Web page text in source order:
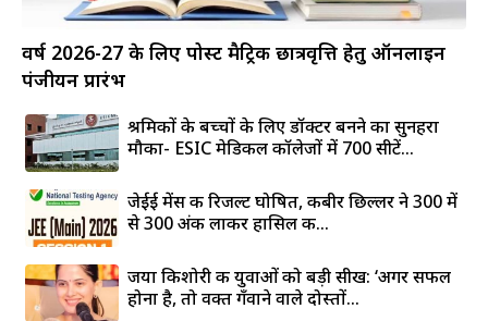
वर्ष 2026-27 के लिए पोस्ट मैट्रिक छात्रवृत्ति हेतु ऑनलाइन
पंजीयन प्रारंभ
श्रमिकों के बच्चों के लिए डॉक्टर बनने का सुनहरा
मौका- ESIC मेडिकल कॉलेजों में 700 सीटें...
जेईई मेंस की रिजल्ट घोषित, कबीर छिल्लर ने 300 में
से 300 अंक लाकर हासिल की...
जया किशोरी की युवाओं को बड़ी सीख: ‘अगर सफल
होना है, तो वक्त गँवाने वाले दोस्तों...